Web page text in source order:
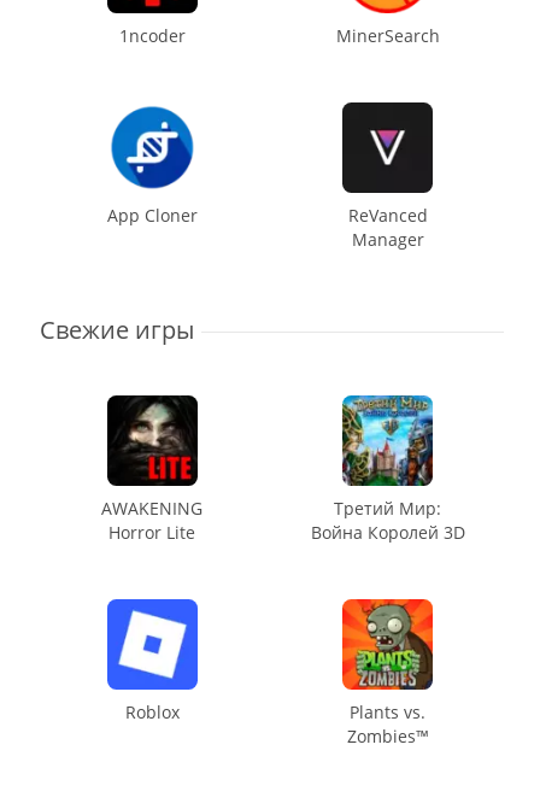
1ncoder MinerSearch
App Cloner
ReVanced
Manager
Свежие игры
AWAKENING
Horror Lite
Третий Мир:
Война Королей 3D
Roblox
Plants vs.
Zombies™